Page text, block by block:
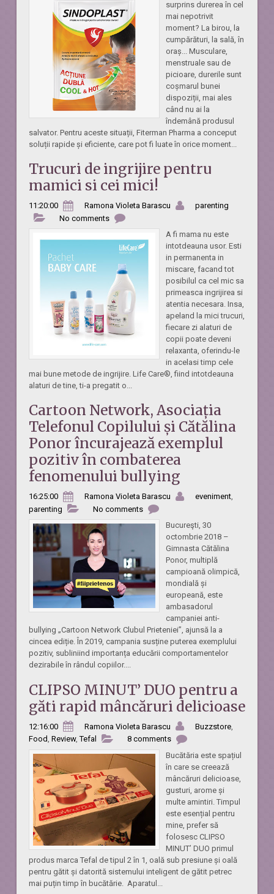
surprins durerea în cel
mai nepotrivit
moment? La birou, la
cumpărături, la sală, în
oraș... Musculare,
menstruale sau de
picioare, durerile sunt
coșmarul bunei
dispoziții, mai ales
când nu ai la
îndemână produsul
salvator. Pentru aceste situații, Fiterman Pharma a conceput
soluții rapide și eficiente, care pot fi luate în orice moment...
Trucuri de ingrijire pentru
mamici si cei mici!
11:20:00 Ramona Violeta Barascu
parenting
No comments
A fi mama nu este
intotdeauna usor. Esti
in permanenta in
miscare, facand tot
posibilul ca cel mic sa
primeasca ingrijirea si
atentia necesara. Insa,
apeland la mici trucuri,
fiecare zi alaturi de
copii poate deveni
relaxanta, oferindu-le
in acelasi timp cele
mai bune metode de ingrijire. Life Care®, fiind intotdeauna
alaturi de tine, ti-a pregatit o...
Cartoon Network, Asociația
Telefonul Copilului și Cătălina
Ponor încurajează exemplul
pozitiv în combaterea
fenomenului bullying
16:25:00 Ramona Violeta Barascu eveniment,
parenting
No comments
Bucureşti, 30
octombrie 2018 –
Gimnasta Cătălina
Ponor, multiplă
campioană olimpică,
mondială și
europeană, este
ambasadorul
campaniei anti-
bullying „Cartoon Network Clubul Prieteniei”, ajunsă la a
cincea ediție. În 2019, campania susține puterea exemplului
pozitiv, subliniind importanța educării comportamentelor
dezirabile în rândul copiilor....
CLIPSO MINUT’ DUO pentru a
găti rapid mâncăruri delicioase
12:16:00 Ramona Violeta Barascu Buzzstore,
Food, Review,Tefal
8 comments
Bucătăria este spațiul
în care se creează
mâncăruri delicioase,
gusturi, arome și
multe amintiri. Timpul
este esențial pentru
mine, prefer să
folosesc CLIPSO
MINUT’ DUO primul
produs marca Tefal de tipul 2 în 1, oală sub presiune și oală
pentru gătit și datorită sistemului inteligent de gătit petrec
mai puțin timp în bucătărie. Aparatul...